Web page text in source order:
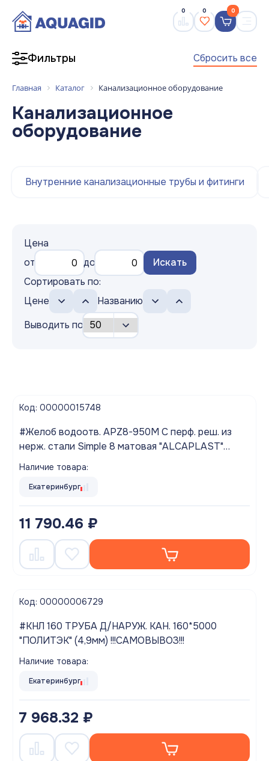
0 0 0
Фильтры Сбросить все
Главная Каталог Канализационное оборудование
Канализационное
оборудование
Внутренние канализационные трубы и фитинги
Цена
от
до
Искать
Сортировать по:
Цене
Названию
Выводить по
Код: 00000015748
#Желоб водоотв. APZ8-950M С перф. реш. из
нерж. стали Simple 8 матовая "ALCAPLAST"
Выводим из ассортимента!
Наличие товара:
Екатеринбург
11 790.46 ₽
Код: 00000006729
#КНЛ 160 ТРУБА Д/НАРУЖ. КАН. 160*5000
"ПОЛИТЭК" (4,9мм) !!!САМОВЫВОЗ!!!
Наличие товара:
Екатеринбург
7 968.32 ₽